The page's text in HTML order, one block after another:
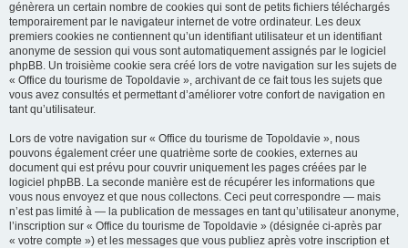
génèrera un certain nombre de cookies qui sont de petits fichiers téléchargés
temporairement par le navigateur internet de votre ordinateur. Les deux
premiers cookies ne contiennent qu’un identifiant utilisateur et un identifiant
anonyme de session qui vous sont automatiquement assignés par le logiciel
phpBB. Un troisième cookie sera créé lors de votre navigation sur les sujets de
« Office du tourisme de Topoldavie », archivant de ce fait tous les sujets que
vous avez consultés et permettant d’améliorer votre confort de navigation en
tant qu’utilisateur.
Lors de votre navigation sur « Office du tourisme de Topoldavie », nous
pouvons également créer une quatrième sorte de cookies, externes au
document qui est prévu pour couvrir uniquement les pages créées par le
logiciel phpBB. La seconde manière est de récupérer les informations que
vous nous envoyez et que nous collectons. Ceci peut correspondre — mais
n’est pas limité à — la publication de messages en tant qu’utilisateur anonyme,
l’inscription sur « Office du tourisme de Topoldavie » (désignée ci-après par
« votre compte ») et les messages que vous publiez après votre inscription et